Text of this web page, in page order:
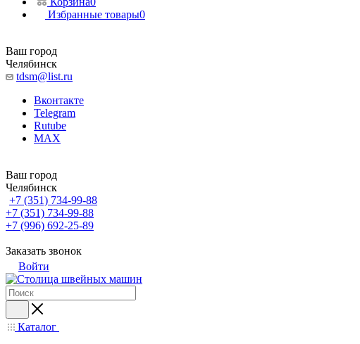
Избранные товары0
Ваш город
Челябинск
tdsm@list.ru
Вконтакте
Telegram
Rutube
MAX
Ваш город
Челябинск
+7 (351) 734-99-88
+7 (351) 734-99-88
+7 (996) 692-25-89
Заказать звонок
Войти
Каталог